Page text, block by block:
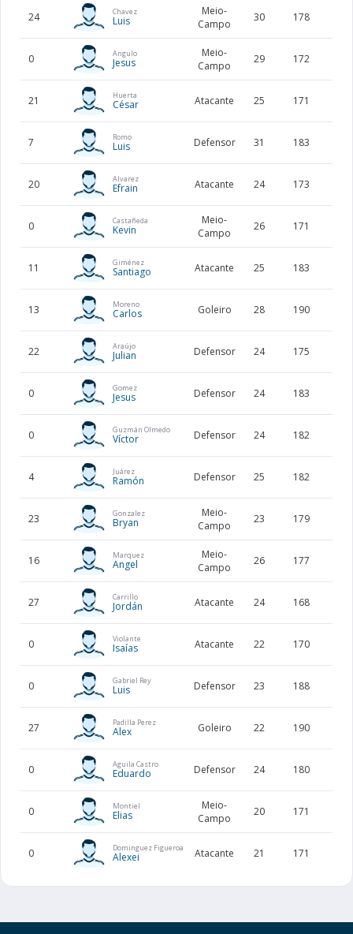
24 Chavez
Luis
Meio-
Campo
30 178
0 Angulo
Jesus
Meio-
Campo
29 172
21 Huerta
César Atacante 25 171
7 Romo
Luis Defensor 31 183
20 Alvarez
Efrain Atacante 24 173
0 Castañeda
Kevin
Meio-
Campo
26 171
11 Giménez
Santiago Atacante 25 183
13 Moreno
Carlos Goleiro 28 190
22 Araújo
Julian Defensor 24 175
0 Gomez
Jesus Defensor 24 183
0 Guzmán Olmedo
Víctor Defensor 24 182
4 Juárez
Ramón Defensor 25 182
23 Gonzalez
Bryan
Meio-
Campo
23 179
16 Marquez
Angel
Meio-
Campo
26 177
27 Carrillo
Jordán Atacante 24 168
0 Violante
Isaías Atacante 22 170
0 Gabriel Rey
Luis Defensor 23 188
27 Padilla Perez
Alex Goleiro 22 190
0 Aguila Castro
Eduardo Defensor 24 180
0 Montiel
Elias
Meio-
Campo
20 171
0 Dominguez Figueroa
Alexei Atacante 21 171